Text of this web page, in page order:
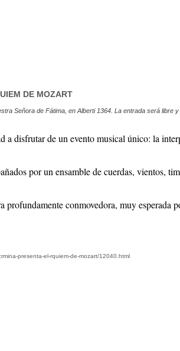
DE MOZART
Señora de Fátima, en Alberti 1364. La entrada será
a disfrutar de un evento musical único: la
por un ensamble de cuerdas, vientos,
conmovedora, muy esperada
presenta-el-rquiem-de-mozart/12040.html